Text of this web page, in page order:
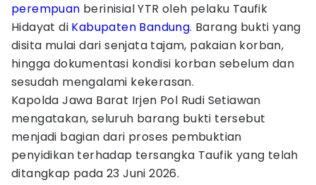
perempuan berinisial YTR oleh pelaku Taufik
Hidayat di Kabupaten Bandung. Barang bukti yang
disita mulai dari senjata tajam, pakaian korban,
hingga dokumentasi kondisi korban sebelum dan
sesudah mengalami kekerasan.
Kapolda Jawa Barat Irjen Pol Rudi Setiawan
mengatakan, seluruh barang bukti tersebut
menjadi bagian dari proses pembuktian
penyidikan terhadap tersangka Taufik yang telah
ditangkap pada 23 Juni 2026.